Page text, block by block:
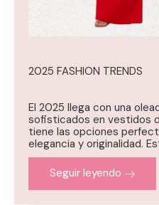
2025 FASHION TRENDS
El 2025 llega con una
sofisticados en vestidos
tiene las opciones
elegancia y originalidad.
Seguir leyendo